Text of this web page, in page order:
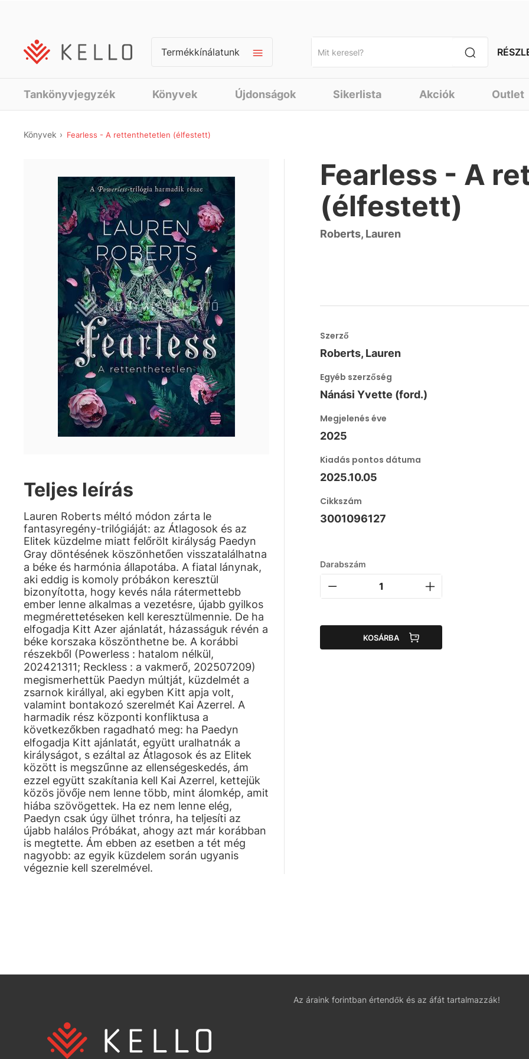
Termékkínálatunk
Tankönyvjegyzék Könyvek Újdonságok Sikerlista Akciók Outlet
Könyvek Fearless - A rettenthetetlen (élfestett)
Teljes leírás
Lauren Roberts méltó módon zárta le
fantasyregény-trilógiáját: az Átlagosok és az
Elitek küzdelme miatt felőrölt királyság Paedyn
Gray döntésének köszönhetően visszatalálhatna
a béke és harmónia állapotába. A fiatal lánynak,
aki eddig is komoly próbákon keresztül
bizonyította, hogy kevés nála rátermettebb
ember lenne alkalmas a vezetésre, újabb gyilkos
megmérettetéseken kell keresztülmennie. De ha
elfogadja Kitt Azer ajánlatát, házasságuk révén a
béke korszaka köszönthetne be. A korábbi
részekből (Powerless : hatalom nélkül,
202421311; Reckless : a vakmerő, 202507209)
megismerhettük Paedyn múltját, küzdelmét a
zsarnok királlyal, aki egyben Kitt apja volt,
valamint bontakozó szerelmét Kai Azerrel. A
harmadik rész központi konfliktusa a
következőkben ragadható meg: ha Paedyn
elfogadja Kitt ajánlatát, együtt uralhatnák a
királyságot, s ezáltal az Átlagosok és az Elitek
között is megszűnne az ellenségeskedés, ám
ezzel együtt szakítania kell Kai Azerrel, kettejük
közös jövője nem lenne több, mint álomkép, amit
hiába szövögettek. Ha ez nem lenne elég,
Paedyn csak úgy ülhet trónra, ha teljesíti az
újabb halálos Próbákat, ahogy azt már korábban
is megtette. Ám ebben az esetben a tét még
nagyobb: az egyik küzdelem során ugyanis
végeznie kell szerelmével.
Fearless - A
(élfestett)
Roberts, Lauren
Szerző
Roberts, Lauren
Egyéb szerzőség
Nánási Yvette (ford.)
Megjelenés éve
2025
Kiadás pontos dátuma
2025.10.05
Cikkszám
3001096127
Darabszám
KOSÁRBA
Az áraink forintban értendők és az áfát tartalmazzák!